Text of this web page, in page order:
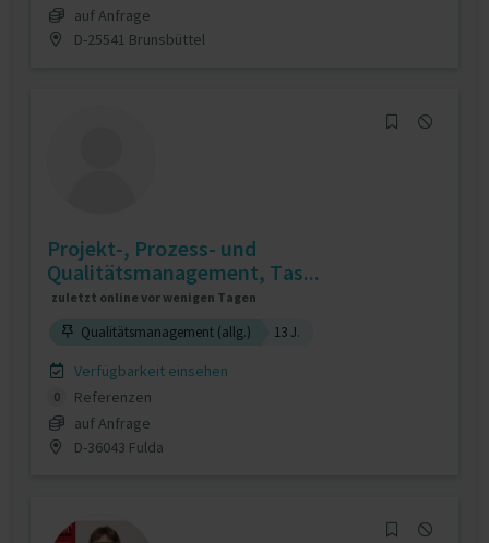
auf Anfrage
D-25541 Brunsbüttel
Projekt-, Prozess- und
Qualitätsmanagement, Tas...
zuletzt online vor wenigen Tagen
Qualitätsmanagement (allg.) 13 J.
Verfügbarkeit einsehen
0
Referenzen
auf Anfrage
D-36043 Fulda